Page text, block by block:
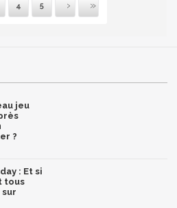
4 5
jeu
?
: Et si
tous